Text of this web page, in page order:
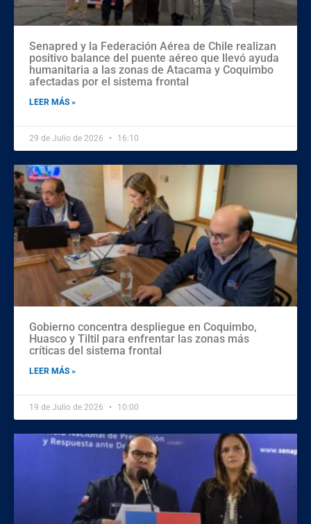
Senapred y la Federación Aérea de Chile realizan
positivo balance del puente aéreo que llevó ayuda
humanitaria a las zonas de Atacama y Coquimbo
afectadas por el sistema frontal
LEER MÁS »
29 de Julio de 2026 16:10
Gobierno concentra despliegue en Coquimbo,
Huasco y Tiltil para enfrentar las zonas más
críticas del sistema frontal
LEER MÁS »
19 de Julio de 2026 10:00